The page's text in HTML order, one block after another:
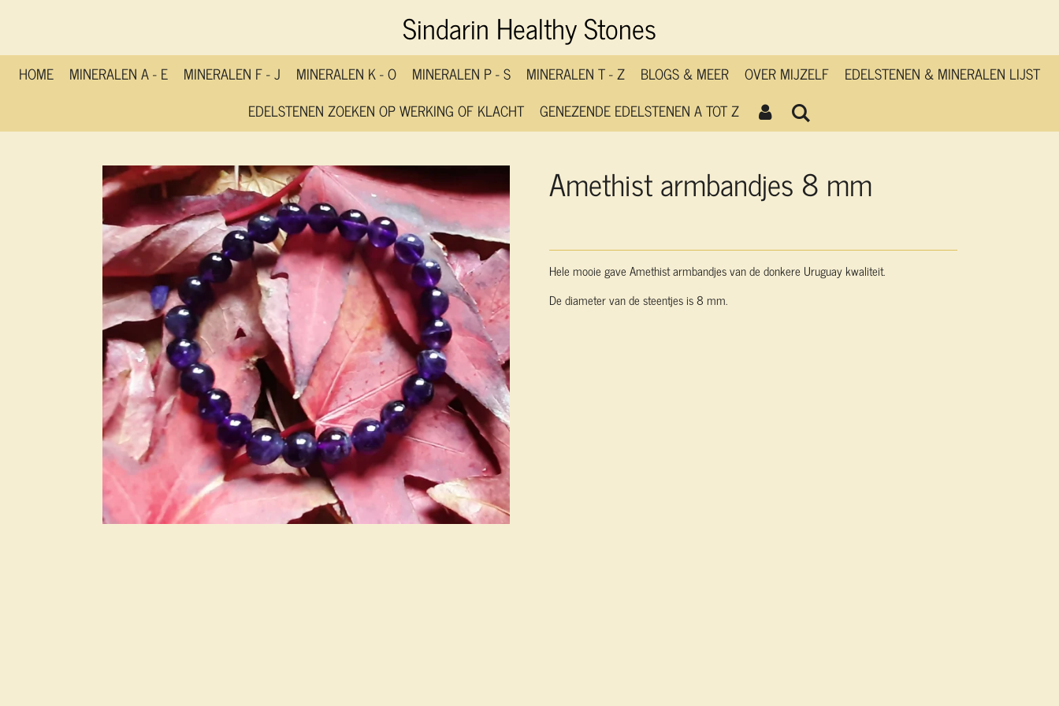
de
hoofdinhoud
Sindarin Healthy Stones
HOME MINERALEN A - E MINERALEN F - J MINERALEN K - O MINERALEN P - S MINERALEN T - Z BLOGS & MEER OVER MIJZELF
EDELSTENEN & MINERALEN LIJST
EDELSTENEN ZOEKEN OP WERKING OF KLACHT
GENEZENDE EDELSTENEN A TOT Z
Amethist armbandjes 8 mm
Hele mooie gave Amethist armbandjes van de donkere Uruguay kwaliteit.
De diameter van de steentjes is 8 mm.